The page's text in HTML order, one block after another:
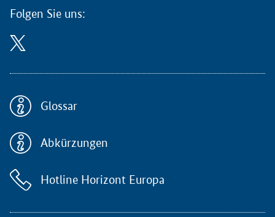
K
S
D
i
i
a
l
u
n
d
I
d
Folgen Sie uns:
Glossar
Abkürzungen
Hotline Horizont Europa